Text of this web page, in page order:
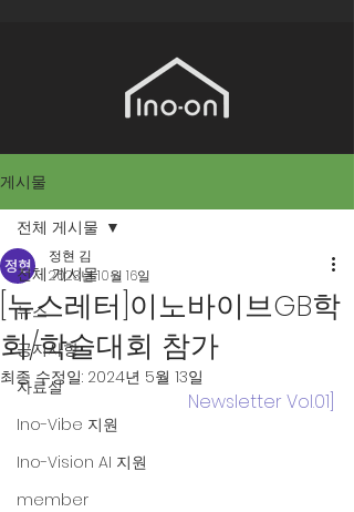
게시물
전체 게시물
뉴스
공지사항
자료실
Ino-Vibe 지원
Ino-Vision AI 지원
member
전체 게시물
[뉴스레터]이노바이브GB학
회/학술대회 참가
정현 김
2023년 10월 16일
최종 수정일: 2024년 5월 13일
Newsletter Vol.01]